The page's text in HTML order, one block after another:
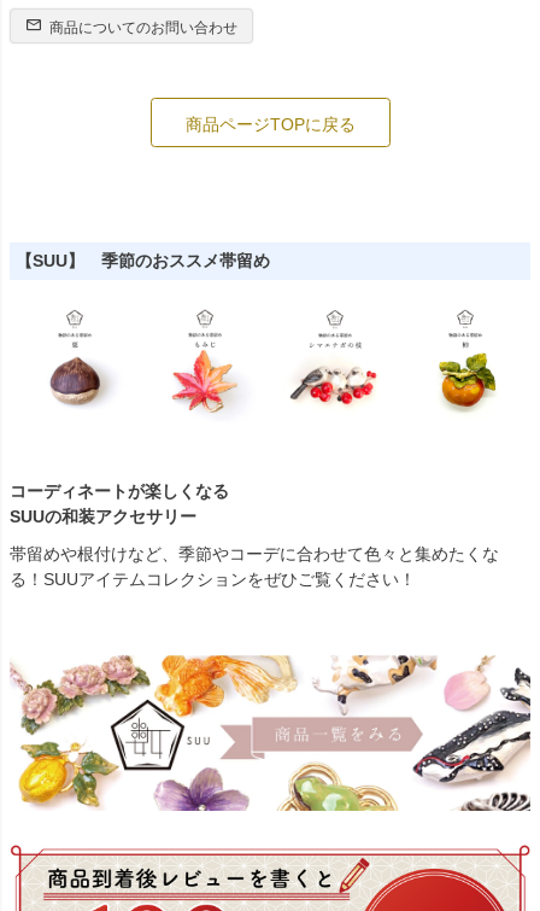
商品についてのお問い合わせ
商品ページTOPに戻る
【SUU】 季節のおススメ帯留め
コーディネートが楽しくなる
SUUの和装アクセサリー
帯留めや根付けなど、季節やコーデに合わせて色々と集めたくな
る！SUUアイテムコレクションをぜひご覧ください！